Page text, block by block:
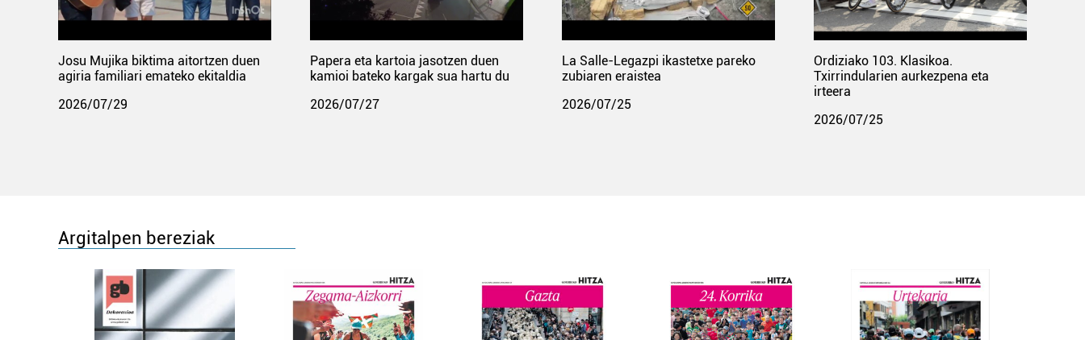
Josu Mujika biktima aitortzen duen
agiria familiari emateko ekitaldia
2026/07/29
Papera eta kartoia jasotzen duen
kamioi bateko kargak sua hartu du
2026/07/27
La Salle-Legazpi ikastetxe pareko
zubiaren eraistea
2026/07/25
Ordiziako 103. Klasikoa.
Txirrindularien aurkezpena eta
irteera
2026/07/25
Argitalpen bereziak